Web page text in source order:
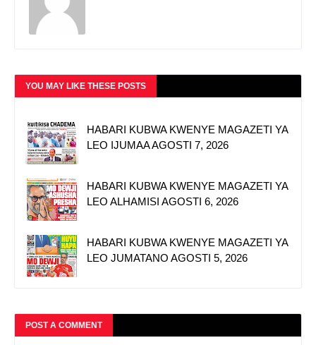
YOU MAY LIKE THESE POSTS
HABARI KUBWA KWENYE MAGAZETI YA
LEO IJUMAA AGOSTI 7, 2026
HABARI KUBWA KWENYE MAGAZETI YA
LEO ALHAMISI AGOSTI 6, 2026
HABARI KUBWA KWENYE MAGAZETI YA
LEO JUMATANO AGOSTI 5, 2026
POST A COMMENT